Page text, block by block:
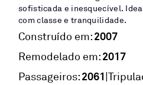
sofisticada e inesquecível.
com classe e tranquilidade.
Construído em:2007
Remodelado em:2017
Passageiros:2061|